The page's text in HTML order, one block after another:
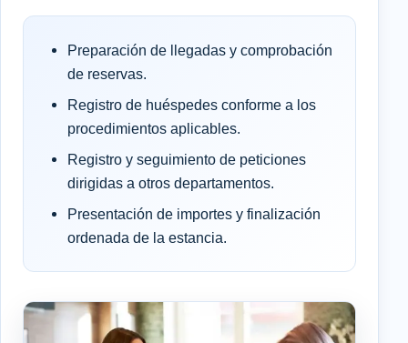
Preparación de llegadas y comprobación
de reservas.
Registro de huéspedes conforme a los
procedimientos aplicables.
Registro y seguimiento de peticiones
dirigidas a otros departamentos.
Presentación de importes y finalización
ordenada de la estancia.